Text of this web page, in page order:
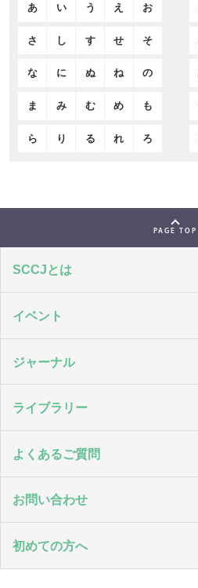
あ い う え お
さ し す せ そ
な に ぬ ね の
ま み む め も
ら り る れ ろ
PAGE TOP
SCCJとは
イベント
ジャーナル
ライブラリー
よくあるご質問
お問い合わせ
初めての方へ